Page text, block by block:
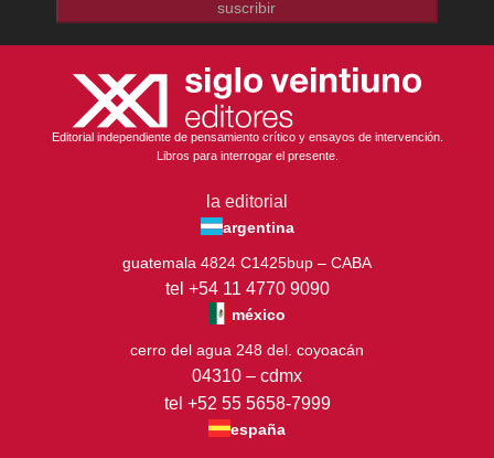
suscribir
Editorial independiente de pensamiento crítico y ensayos de intervención.
Libros para interrogar el presente.
la editorial
argentina
guatemala 4824 C1425bup – CABA
tel +54 11 4770 9090
méxico
cerro del agua 248 del. coyoacán
04310 – cdmx
tel +52 55 5658-7999
españa